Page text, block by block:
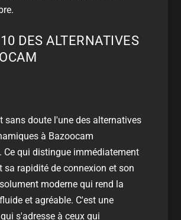
DES ALTERNATIVES
sans doute l'une des alternatives
à Bazoocam
Ce qui distingue immédiatement
sa rapidité de connexion et son
moderne qui rend la
et agréable. C'est une
s'adresse à ceux qui